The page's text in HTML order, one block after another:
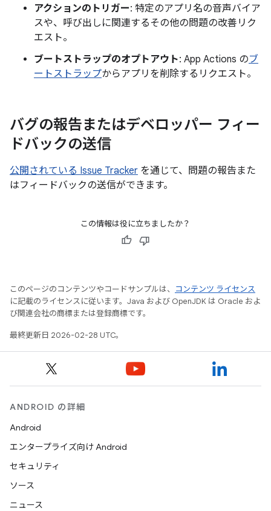
アクションのトリガー: 特定のアプリ名の音声バイア
スや、呼び出しに関連するその他の問題の改善リク
エスト。
ブートストラップのオプトアウト: App Actions のブ
ートストラップからアプリを削除するリクエスト。
バグの報告またはデベロッパー フィー
ドバックの送信
公開されている Issue Tracker を通じて、問題の報告また
はフィードバックの送信ができます。
この情報は役に立ちましたか？
このページのコンテンツやコードサンプルは、
コンテンツ ライセンス
に記載のライセンスに従います。Java および OpenJDK は Oracle およ
び関連会社の商標または登録商標です。
最終更新日 2026-02-28 UTC。
ANDROID の詳細
Android
エンタープライズ向け Android
セキュリティ
ソース
ニュース